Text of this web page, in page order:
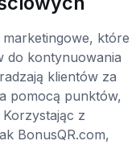
które
do kontynuowania
klientów za
pomocą punktów,
z
BonusQR.com,